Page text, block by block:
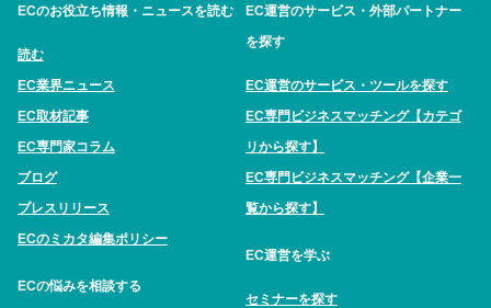
ECのお役立ち情報・ニュースを読む
読む
EC業界ニュース
EC取材記事
EC専門家コラム
ブログ
プレスリリース
ECのミカタ編集ポリシー
ECの悩みを相談する
EC運営のサービス・外部パートナー
を探す
EC運営のサービス・ツールを探す
EC専門ビジネスマッチング【カテゴ
リから探す】
EC専門ビジネスマッチング【企業一
覧から探す】
EC運営を学ぶ
セミナーを探す